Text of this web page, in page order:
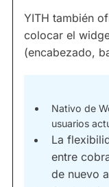
YITH también
colocar el
(encabezado,
Nativo de
usuarios
La
entre
de nuevo